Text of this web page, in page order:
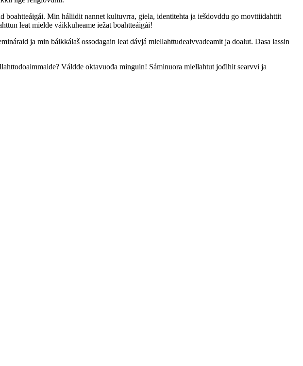
boahtteáigái. Min háliidit nannet kultuvrra, giela, identitehta ja iešdovddu go movttiidahttit
leat mielde váikkuheame iežat boahtteáigái!
ja min báikkálaš ossodagain leat dávjá miellahttudeaivvadeamit ja doalut. Dasa lassin
Váldde oktavuođa minguin! Sáminuora miellahtut jođihit searvvi ja